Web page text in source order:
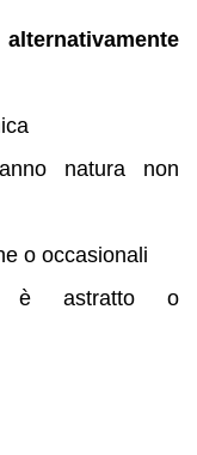
natura non
o occasionali
è astratto o